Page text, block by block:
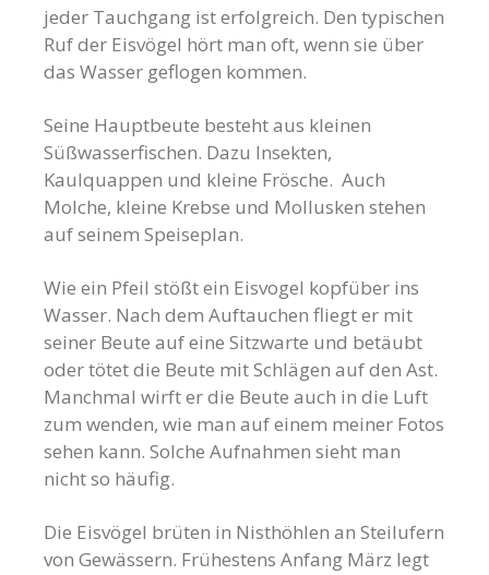
jeder Tauchgang ist erfolgreich. Den typischen
Ruf der Eisvögel hört man oft, wenn sie über
das Wasser geflogen kommen.
Seine Hauptbeute besteht aus kleinen
Süßwasserfischen. Dazu Insekten,
Kaulquappen und kleine Frösche. Auch
Molche, kleine Krebse und Mollusken stehen
auf seinem Speiseplan.
Wie ein Pfeil stößt ein Eisvogel kopfüber ins
Wasser. Nach dem Auftauchen fliegt er mit
seiner Beute auf eine Sitzwarte und betäubt
oder tötet die Beute mit Schlägen auf den Ast.
Manchmal wirft er die Beute auch in die Luft
zum wenden, wie man auf einem meiner Fotos
sehen kann. Solche Aufnahmen sieht man
nicht so häufig.
Die Eisvögel brüten in Nisthöhlen an Steilufern
von Gewässern. Frühestens Anfang März legt